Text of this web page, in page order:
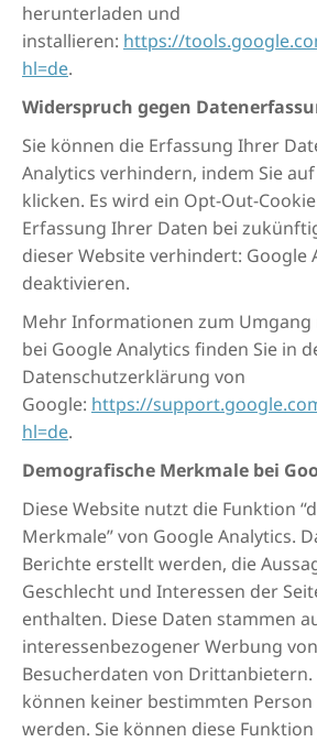
herunterladen und
installieren: https://
hl=de.
Widerspruch gegen
Sie können die Erfassung Ihrer
Analytics verhindern, indem Sie
klicken. Es wird ein Opt-Out-
Erfassung Ihrer Daten bei
dieser Website verhindert: Google
deaktivieren.
Mehr Informationen zum
bei Google Analytics finden Sie in
Datenschutzerklärung von
Google: https://
hl=de.
Demografische Merkmale bei
Diese Website nutzt die Funktion
Merkmale” von Google Analytics.
Berichte erstellt werden, die
Geschlecht und Interessen der
enthalten. Diese Daten stammen
interessenbezogener Werbung
Besucherdaten von Drittanbietern.
können keiner bestimmten
werden. Sie können diese